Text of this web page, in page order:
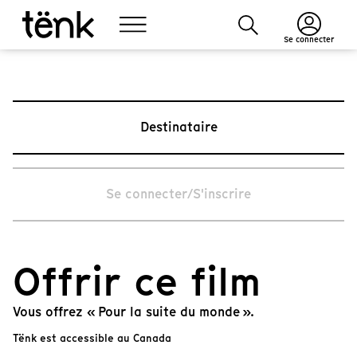
Se connecter
Destinataire
Se connecter/S'inscrire
Offrir ce film
Vous offrez « Pour la suite du monde ».
Tënk est accessible au Canada